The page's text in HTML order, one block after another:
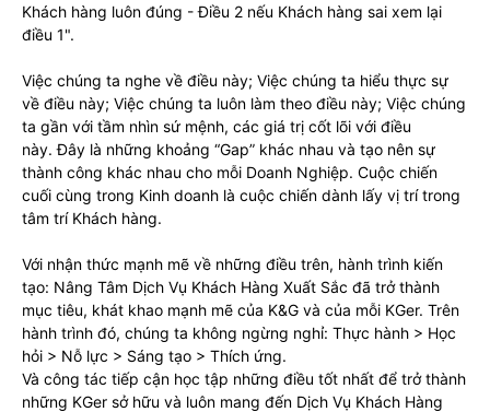
Khách hàng luôn đúng - Điều 2 nếu Khách hàng sai xem lại
điều 1".
Việc chúng ta nghe về điều này; Việc chúng ta hiểu thực sự
về điều này; Việc chúng ta luôn làm theo điều này; Việc chúng
ta gần với tầm nhìn sứ mệnh, các giá trị cốt lõi với điều
này. Đây là những khoảng “Gap” khác nhau và tạo nên sự
thành công khác nhau cho mỗi Doanh Nghiệp. Cuộc chiến
cuối cùng trong Kinh doanh là cuộc chiến dành lấy vị trí trong
tâm trí Khách hàng.
Với nhận thức mạnh mẽ về những điều trên, hành trình kiến
tạo: Nâng Tâm Dịch Vụ Khách Hàng Xuất Sắc đã trở thành
mục tiêu, khát khao mạnh mẽ của K&G và của mỗi KGer. Trên
hành trình đó, chúng ta không ngừng nghỉ: Thực hành > Học
hỏi > Nỗ lực > Sáng tạo > Thích ứng.
Và công tác tiếp cận học tập những điều tốt nhất để trở thành
những KGer sở hữu và luôn mang đến Dịch Vụ Khách Hàng